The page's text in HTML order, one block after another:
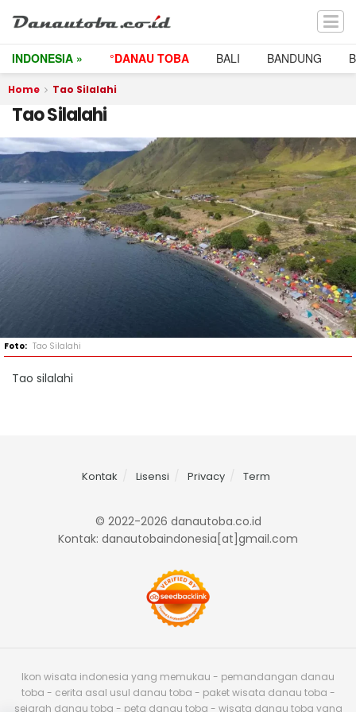
INDONESIA » °DANAU TOBA BALI BANDUNG
Home Tao Silalahi
Tao Silalahi
Tao Silalahi
Tao silalahi
Kontak Lisensi Privacy Term
© 2022-2026 danautoba.co.id
Kontak: danautobaindonesia[at]gmail.com
Ikon wisata indonesia yang memukau - pemandangan danau
toba - cerita asal usul danau toba - paket wisata danau toba -
sejarah danau toba - peta danau toba - wisata danau toba yang